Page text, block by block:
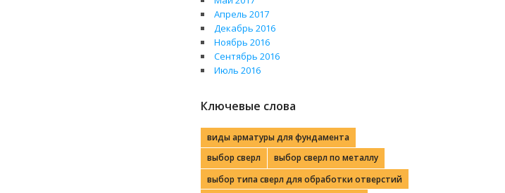
Апрель 2017
Декабрь 2016
Ноябрь 2016
Сентябрь 2016
Июль 2016
Ключевые слова
виды арматуры для фундамента
выбор сверл
выбор сверл по металлу
выбор типа сверл для обработки отверстий